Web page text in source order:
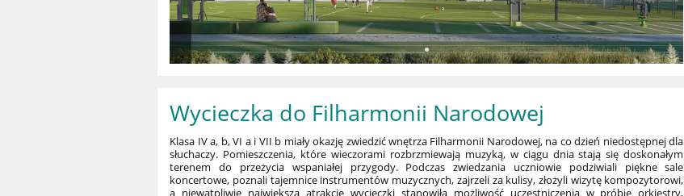
Wycieczka do Filharmonii Narodowej
Klasa IV a, b, VI a i VII b miały okazję zwiedzić wnętrza Filharmonii Narodowej, na co dzień niedostępnej dla
słuchaczy. Pomieszczenia, które wieczorami rozbrzmiewają muzyką, w ciągu dnia stają się doskonałym
terenem do przeżycia wspaniałej przygody. Podczas zwiedzania uczniowie podziwiali piękne sale
koncertowe, poznali tajemnice instrumentów muzycznych, zajrzeli za kulisy, złożyli wizytę kompozytorowi,
a niewątpliwie największą atrakcję wycieczki stanowiła możliwość uczestniczenia w próbie orkiestry,